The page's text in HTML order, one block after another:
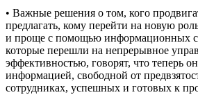
• Важные решения о том, кого
предлагать, кому перейти на новую
и проще с помощью информационных
которые перешли на непрерывное
эффективностью, говорят, что теперь
информацией, свободной от
сотрудниках, успешных и готовых к